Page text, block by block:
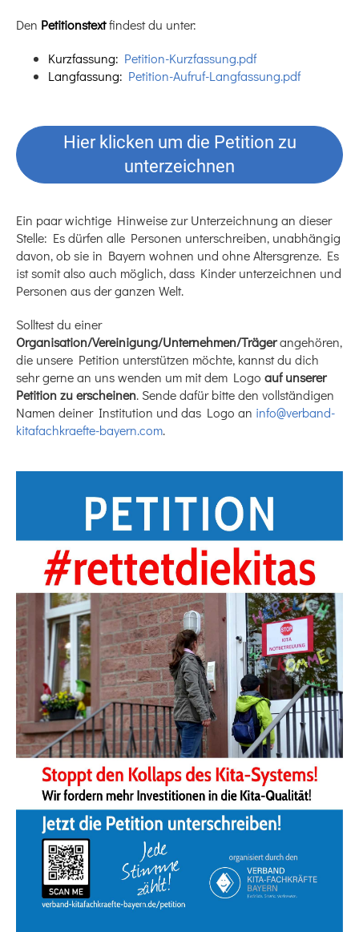
Den Petitionstextfindest du unter:
Kurzfassung: Petition-Kurzfassung.pdf
Langfassung: Petition-Aufruf-Langfassung.pdf
Hier klicken um die Petition zu
unterzeichnen
Ein paar wichtige Hinweise zur Unterzeichnung an dieser
Stelle: Es dürfen alle Personen unterschreiben, unabhängig
davon, ob sie in Bayern wohnen und ohne Altersgrenze. Es
ist somit also auch möglich, dass Kinder unterzeichnen und
Personen aus der ganzen Welt.
Solltest du einer
Organisation/Vereinigung/Unternehmen/Trägerangehören,
die unsere Petition unterstützen möchte, kannst du dich
sehr gerne an uns wenden um mit dem Logo auf unserer
Petition zu erscheinen. Sende dafür bitte den vollständigen
Namen deiner Institution und das Logo an info@verband-
kitafachkraefte-bayern.com.